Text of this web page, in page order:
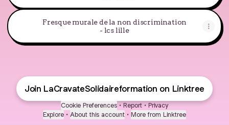
Fresque murale de la non discrimination
- lcs lille
Join LaCravateSolidaireformation on Linktree
Cookie Preferences • Report • Privacy
Explore • About this account • More from Linktree